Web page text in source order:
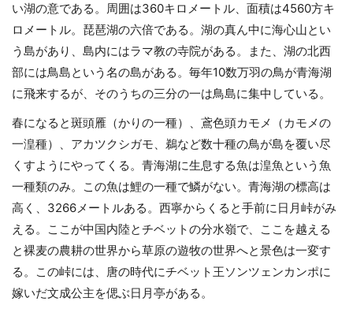
い湖の意である。周囲は360キロメートル、面積は4560方キ
ロメートル。琵琶湖の六倍である。湖の真ん中に海心山とい
う島があり、島内にはラマ教の寺院がある。また、湖の北西
部には鳥島という名の島がある。毎年10数万羽の鳥が青海湖
に飛来するが、そのうちの三分の一は鳥島に集中している。
春になると斑頭雁（かりの一種）、鳶色頭カモメ（カモメの
一湟種）、アカツクシガモ、鵜など数十種の鳥が島を覆い尽
くすようにやってくる。青海湖に生息する魚は湟魚という魚
一種類のみ。この魚は鯉の一種で鱗がない。青海湖の標高は
高く、3266メートルある。西寧からくると手前に日月峠がみ
える。ここが中国内陸とチベットの分水嶺で、ここを越える
と裸麦の農耕の世界から草原の遊牧の世界へと景色は一変す
る。この峠には、唐の時代にチベット王ソンツェンカンポに
嫁いだ文成公主を偲ぶ日月亭がある。